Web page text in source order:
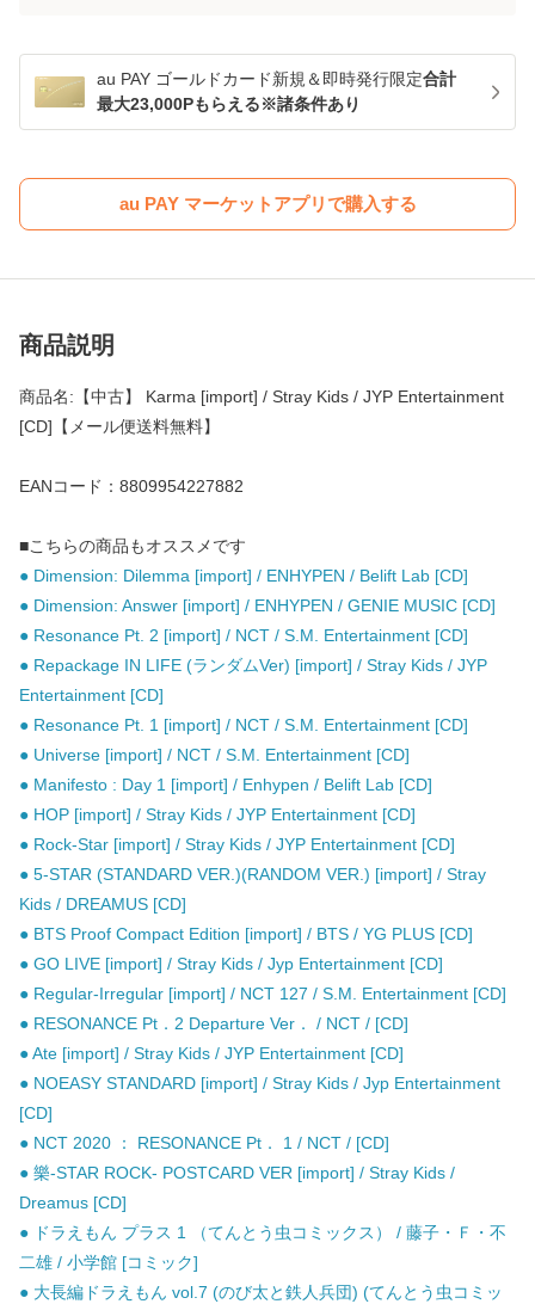
au PAY ゴールドカード新規＆即時発行限定合計
最大23,000Pもらえる※諸条件あり
au PAY マーケットアプリで購入する
商品説明
商品名:【中古】 Karma [import] / Stray Kids / JYP Entertainment
[CD]【メール便送料無料】
EANコード：8809954227882
■こちらの商品もオススメです
● Dimension: Dilemma [import] / ENHYPEN / Belift Lab [CD]
● Dimension: Answer [import] / ENHYPEN / GENIE MUSIC [CD]
● Resonance Pt. 2 [import] / NCT / S.M. Entertainment [CD]
● Repackage IN LIFE (ランダムVer) [import] / Stray Kids / JYP
Entertainment [CD]
● Resonance Pt. 1 [import] / NCT / S.M. Entertainment [CD]
● Universe [import] / NCT / S.M. Entertainment [CD]
● Manifesto : Day 1 [import] / Enhypen / Belift Lab [CD]
● HOP [import] / Stray Kids / JYP Entertainment [CD]
● Rock-Star [import] / Stray Kids / JYP Entertainment [CD]
● 5-STAR (STANDARD VER.)(RANDOM VER.) [import] / Stray
Kids / DREAMUS [CD]
● BTS Proof Compact Edition [import] / BTS / YG PLUS [CD]
● GO LIVE [import] / Stray Kids / Jyp Entertainment [CD]
● Regular-Irregular [import] / NCT 127 / S.M. Entertainment [CD]
● RESONANCE Pt．2 Departure Ver． / NCT / [CD]
● Ate [import] / Stray Kids / JYP Entertainment [CD]
● NOEASY STANDARD [import] / Stray Kids / Jyp Entertainment
[CD]
● NCT 2020 ： RESONANCE Pt． 1 / NCT / [CD]
● 樂-STAR ROCK- POSTCARD VER [import] / Stray Kids /
Dreamus [CD]
● ドラえもん プラス 1 （てんとう虫コミックス） / 藤子・Ｆ・不
二雄 / 小学館 [コミック]
● 大長編ドラえもん vol.7 (のび太と鉄人兵団) (てんとう虫コミッ